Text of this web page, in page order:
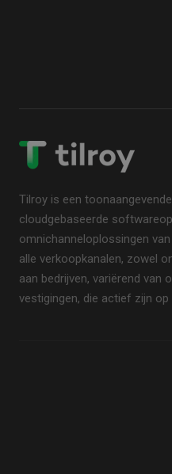
Tilroy is een
cloudgebaseerde
omnichanneloplossingen
alle verkoopkanalen, zowel
aan bedrijven, variërend
vestigingen, die actief zijn